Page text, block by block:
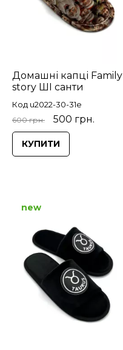
Домашні капці Family
story ШІ санти
Код u2022-30-31e
600 грн. 500 грн.
КУПИТИ
new